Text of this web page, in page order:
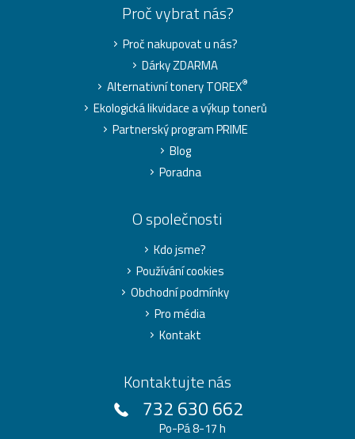
Proč vybrat nás?
Proč nakupovat u nás?
Dárky ZDARMA
Alternativní tonery TOREX®
Ekologická likvidace a výkup tonerů
Partnerský program PRIME
Blog
Poradna
O společnosti
Kdo jsme?
Používání cookies
Obchodní podmínky
Pro média
Kontakt
Kontaktujte nás
732 630 662
Po-Pá 8-17 h